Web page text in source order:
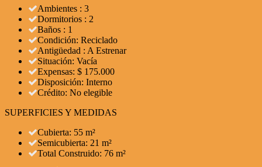
Ambientes : 3
Dormitorios : 2
Baños : 1
Condición: Reciclado
Antigüedad : A Estrenar
Situación: Vacía
Expensas: $ 175.000
Disposición: Interno
Crédito: No elegible
SUPERFICIES Y MEDIDAS
Cubierta: 55 m²
Semicubierta: 21 m²
Total Construido: 76 m²